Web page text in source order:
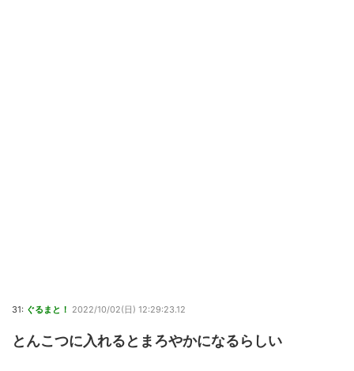
31: ぐるまと！ 2022/10/02(日) 12:29:23.12
とんこつに入れるとまろやかになるらしい